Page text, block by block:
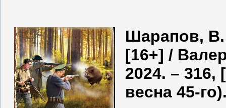
Шарапов, В.
[16+] /
2024. – 316,
весна 45-